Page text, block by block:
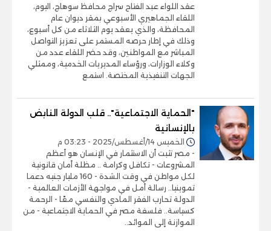
عقد اللواء عبد الفتاح سراج محافظ سوهاج، اليوم،
اللقاء الجماهيري الأسبوعي بمقر ديوان عام
المحافظة، والذي يعقد يوم الثلاثاء من كل أسبوع،
وذلك في إطار حرصه المستمر على تعزيز التواصل
المباشر مع المواطنين، وقد حضر اللقاء عدد من
وكلاء الوزارات، ورؤساء المديريات الخدمية، وممثلي
الجهات التنفيذية المختصة. استمع
"الحماية الاجتماعية".. قلب الدولة النابض
بالإنسانية
الخميس 14/أغسطس/2025 - 03:23 م
- مصر تثبت أن الاستثمار في الإنسان هو أعظم
المشروعات - تكافل وكرامة .. مظلة أمان قانونية
لكل مواطن في وقت الشدة - 160 مليار جنيه دعما
تموينيا.. رسالة أمل في مواجهة الأزمات العالمية -
الدولة تحارب الفقر المادي والنفسي معًا - الرحمة
كسياسة.. فلسفة مصر في الحماية الاجتماعية - من
الموازنة إلى الموائد..